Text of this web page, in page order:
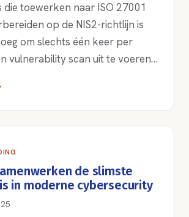
die toewerken naar ISO 27001
op de NIS2-richtlijn is
om slechts één keer per
vulnerability scan uit te voeren…
de slimste
in moderne cybersecurity